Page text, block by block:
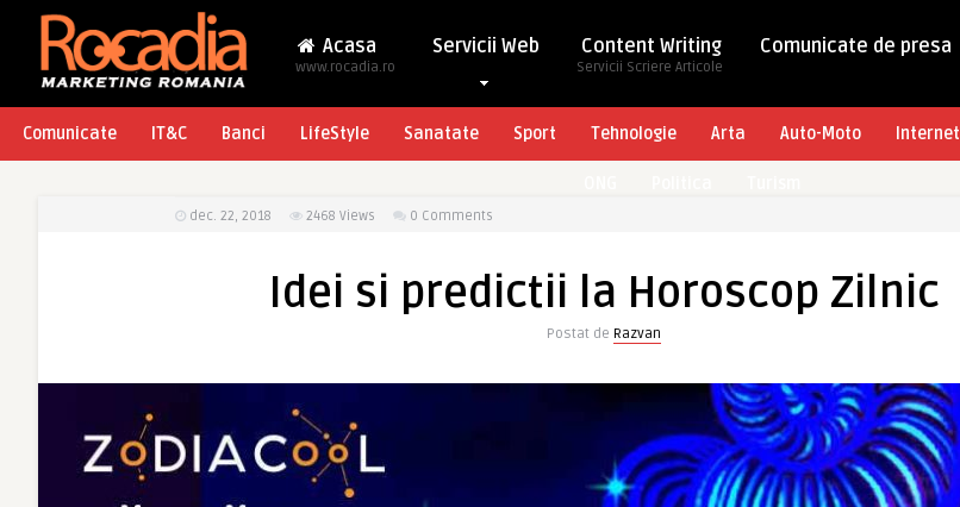
Acasa
www.rocadia.ro
Servicii Web Content Writing
Servicii Scriere Articole
Comunicate de presa
Comunicate IT&C Banci LifeStyle Sanatate Sport Tehnologie Arta Auto-Moto Internet
dec. 22, 2018 2468 Views 0 Comments
Idei si predictii la Horoscop Zilnic
Postat de Razvan